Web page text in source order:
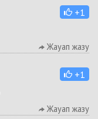
+1
Жауап жазу
+1
Жауап жазу